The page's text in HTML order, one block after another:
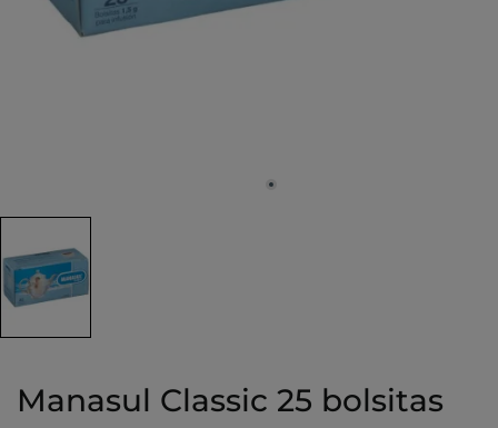
Manasul Classic 25 bolsitas